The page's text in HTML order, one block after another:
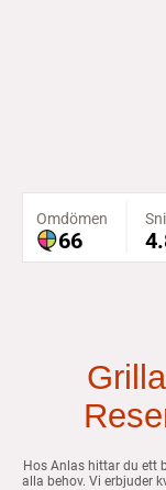
Hos Anlas hittar du ett
alla behov. Vi erbjuder